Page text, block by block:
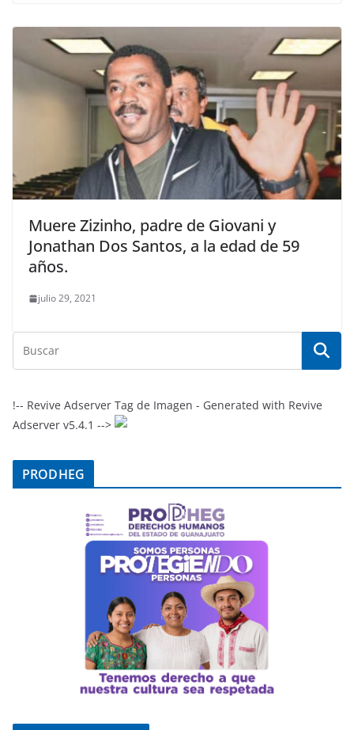
Muere Zizinho, padre de Giovani y
Jonathan Dos Santos, a la edad de 59
años.
julio 29, 2021
!-- Revive Adserver Tag de Imagen - Generated with Revive
Adserver v5.4.1 -->
PRODHEG